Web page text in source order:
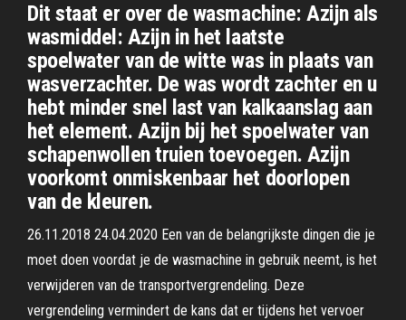
Dit staat er over de wasmachine: Azijn als
wasmiddel: Azijn in het laatste
spoelwater van de witte was in plaats van
wasverzachter. De was wordt zachter en u
hebt minder snel last van kalkaanslag aan
het element. Azijn bij het spoelwater van
schapenwollen truien toevoegen. Azijn
voorkomt onmiskenbaar het doorlopen
van de kleuren.
26.11.2018 24.04.2020 Een van de belangrijkste dingen die je
moet doen voordat je de wasmachine in gebruik neemt, is het
verwijderen van de transportvergrendeling. Deze
vergrendeling vermindert de kans dat er tijdens het vervoer